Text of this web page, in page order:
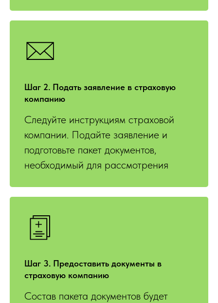
Шаг 2. Подать заявление в страховую
компанию
Следуйте инструкциям страховой
компании. Подайте заявление и
подготовьте пакет документов,
необходимый для рассмотрения
Шаг 3. Предоставить документы в
страховую компанию
Состав пакета документов будет